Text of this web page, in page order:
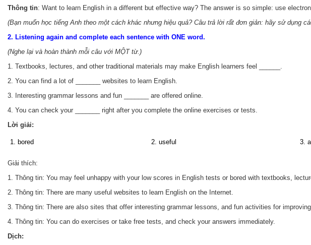
Thông tin: Want to learn English in a different but effective way? The answer is so simple: use
(Bạn muốn học tiếng Anh theo một cách khác nhưng hiệu quả? Câu trả lời rất đơn giản: hãy sử dụng
2. Listening again and complete each sentence with ONE word.
(Nghe lại và hoàn thành mỗi câu với MỘT từ.)
1. Textbooks, lectures, and other traditional materials may make English learners feel ______.
2. You can find a lot of _______ websites to learn English.
3. Interesting grammar lessons and fun _______ are offered online.
4. You can check your _______ right after you complete the online exercises or tests.
Lời giải:
1. bored 2. useful 3.
Giải thích:
1. Thông tin: You may feel unhappy with your low scores in English tests or bored with textbooks,
2. Thông tin: There are many useful websites to learn English on the Internet.
3. Thông tin: There are also sites that offer interesting grammar lessons, and fun activities for
4. Thông tin: You can do exercises or take free tests, and check your answers immediately.
Dịch: